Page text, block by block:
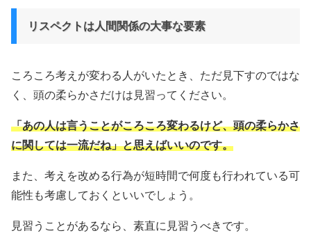
リスペクトは人間関係の大事な要素
ころころ考えが変わる人がいたとき、ただ見下すのではな
く、頭の柔らかさだけは見習ってください。
「あの人は言うことがころころ変わるけど、頭の柔らかさ
に関しては一流だね」と思えばいいのです。
また、考えを改める行為が短時間で何度も行われている可
能性も考慮しておくといいでしょう。
見習うことがあるなら、素直に見習うべきです。